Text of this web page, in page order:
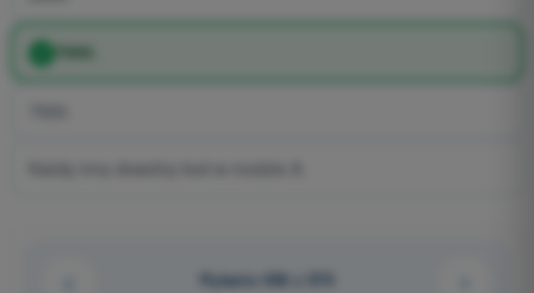
7000.
Pytanie 456 z 570